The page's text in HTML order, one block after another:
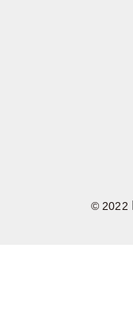
© 2022